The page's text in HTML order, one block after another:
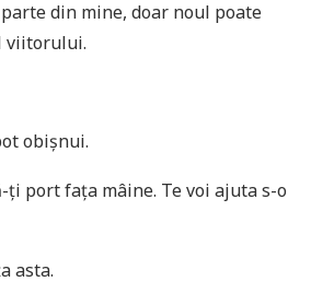
din mine, doar noul poate
viitorului.
obișnui.
ți port fața mâine. Te voi ajuta s-o
asta.